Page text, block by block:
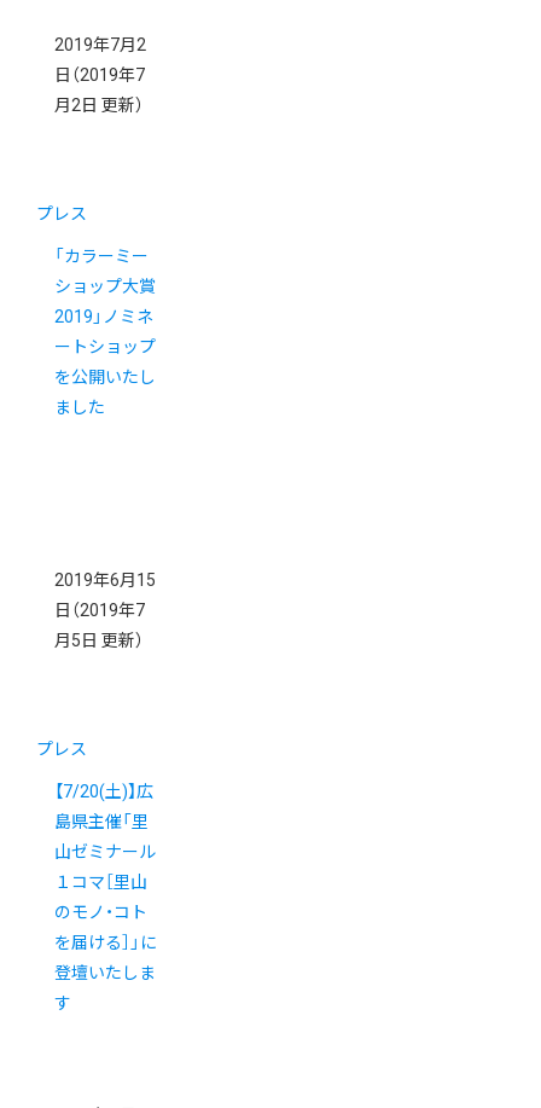
2019年7月2
日 （2019年7
月2日 更新）
プレス
「カラーミー
ショップ大賞
2019」ノミネ
ートショップ
を公開いたし
ました
2019年6月15
日 （2019年7
月5日 更新）
プレス
【7/20(土)】広
島県主催「里
山ゼミナール
１コマ［里山
のモノ・コト
を届ける］」に
登壇いたしま
す